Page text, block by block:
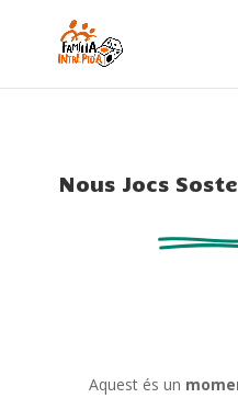
Nous Jocs
Aquest és un